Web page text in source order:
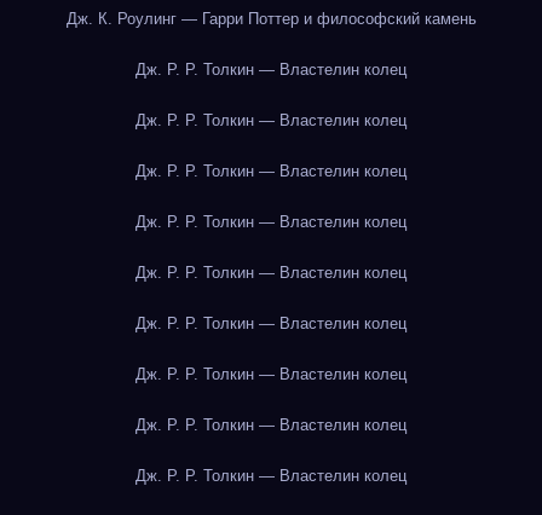
Дж. К. Роулинг — Гарри Поттер и философский камень
Дж. Р. Р. Толкин — Властелин колец
Дж. Р. Р. Толкин — Властелин колец
Дж. Р. Р. Толкин — Властелин колец
Дж. Р. Р. Толкин — Властелин колец
Дж. Р. Р. Толкин — Властелин колец
Дж. Р. Р. Толкин — Властелин колец
Дж. Р. Р. Толкин — Властелин колец
Дж. Р. Р. Толкин — Властелин колец
Дж. Р. Р. Толкин — Властелин колец